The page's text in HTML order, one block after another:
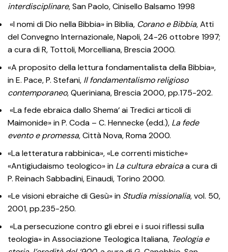
interdisciplinare, San Paolo, Cinisello Balsamo 1998
«I nomi di Dio nella Bibbia» in Biblia, Corano e Bibbia, Atti
del Convegno Internazionale, Napoli, 24-26 ottobre 1997;
a cura di R, Tottoli, Morcelliana, Brescia 2000.
«A proposito della lettura fondamentalista della Bibbia»,
in E. Pace, P. Stefani, Il fondamentalismo religioso
contemporaneo, Queriniana, Brescia 2000, pp.175-202.
«La fede ebraica dallo Shema‘ ai Tredici articoli di
Maimonide» in P. Coda – C. Hennecke (edd.), La fede
evento e promessa, Città Nova, Roma 2000.
«La letteratura rabbinica», «Le correnti mistiche»
«Antigiudaismo teologico» in La cultura ebraicaa cura di
P. Reinach Sabbadini, Einaudi, Torino 2000.
«Le visioni ebraiche di Gesù» in Studia missionalia, vol. 50,
2001, pp.235-250.
«La persecuzione contro gli ebrei e i suoi riflessi sulla
teologia» in Associazione Teologica Italiana, Teologia e